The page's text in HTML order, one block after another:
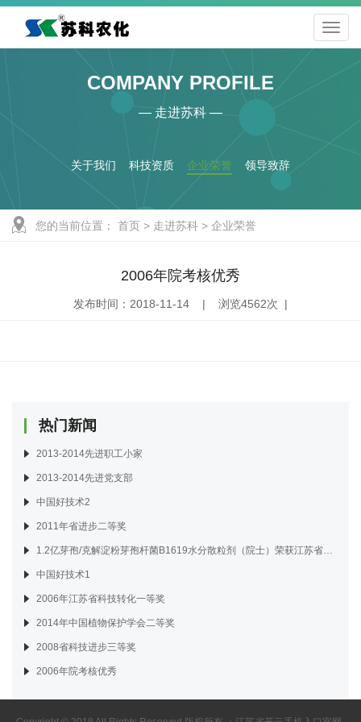
COMPANY PROFILE
— 走进苏科 —
关于我们 科技资质 企业荣誉 领导致辞
您的当前位置： 首页 > 走进苏科 > 企业荣誉
2006年院考核优秀
发布时间：2018-11-14 | 浏览4562次 |
热门新闻
2013-2014先进职工小家
2013-2014先进党支部
中国好技术2
2011年省进步二等奖
1.2亿芽孢/克解淀粉芽孢杆菌B1619水分散粒剂（院士）荣获江苏省2018年度绿色防控“十大金牌产品”称号
中国好技术1
2006年江苏省科技转化一等奖
2014年中国植物保护学会二等奖
2008省科技进步三等奖
2006年院考核优秀